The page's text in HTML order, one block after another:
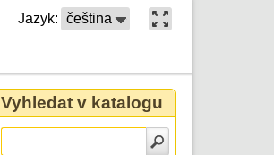
Jazyk: čeština
Vyhledat v katalogu